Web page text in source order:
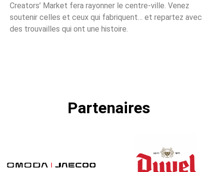
Creators’ Market fera rayonner le centre-ville. Venez
soutenir celles et ceux qui fabriquent… et repartez avec
des trouvailles qui ont une histoire.
Partenaires